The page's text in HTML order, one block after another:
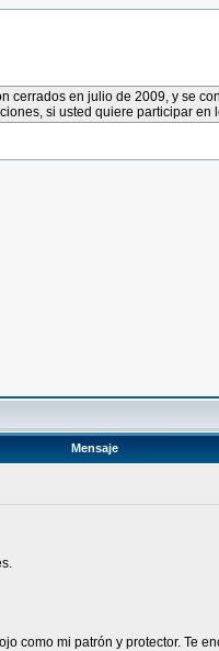
cerrados en julio de 2009, y se
si usted quiere participar en
Mensaje
como mi patrón y protector. Te